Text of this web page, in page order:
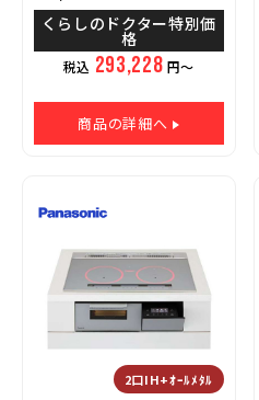
くらしのドクター特別価
格
税込 293,228 円～
商品の詳細へ
2口IH+ｵｰﾙﾒﾀﾙ